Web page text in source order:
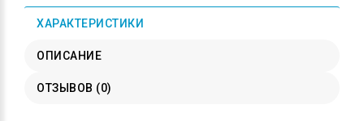
ХАРАКТЕРИСТИКИ
ОПИСАНИЕ
ОТЗЫВОВ (0)